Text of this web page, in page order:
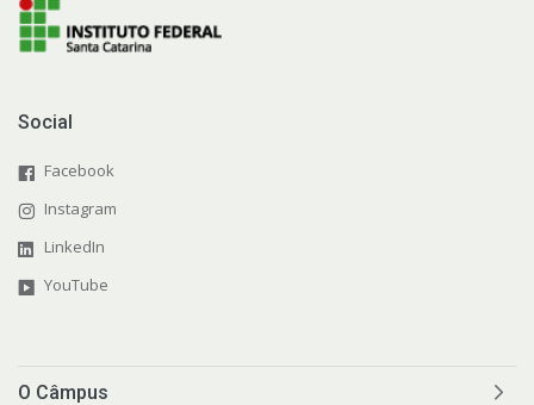
Social
Facebook
Instagram
LinkedIn
YouTube
O Câmpus